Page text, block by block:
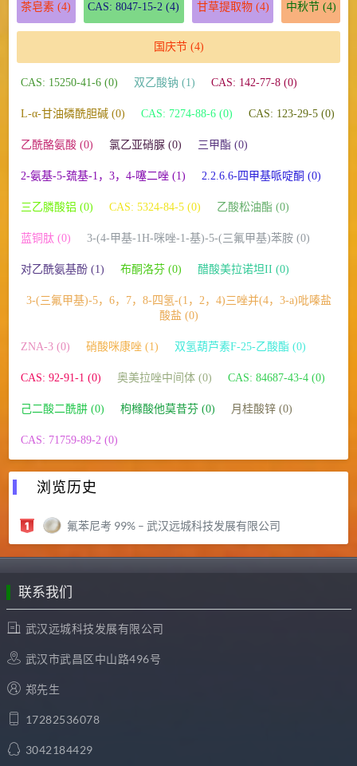
茶皂素 (4) CAS: 8047-15-2 (4) 甘草提取物(4) 中秋节(4)
国庆节(4)
CAS: 15250-41-6 (0) 双乙酸钠 (1) CAS: 142-77-8 (0)
L-α-甘油磷酰胆碱 (0) CAS: 7274-88-6 (0) CAS: 123-29-5 (0)
乙酰酪氨酸 (0) 氯乙亚硝脲 (0) 三甲酯 (0)
2-氨基-5-巯基-1，3，4-噻二唑 (1) 2.2.6.6-四甲基哌啶酮 (0)
三乙膦酸铝 (0) CAS: 5324-84-5 (0) 乙酸松油酯 (0)
蓝铜肽 (0) 3-(4-甲基-1H-咪唑-1-基)-5-(三氟甲基)苯胺 (0)
对乙酰氨基酚 (1) 布酮洛芬 (0) 醋酸美拉诺坦II (0)
3-(三氟甲基)-5，6，7，8-四氢-(1，2，4)三唑并(4，3-a)吡嗪盐
酸盐 (0)
ZNA-3 (0) 硝酸咪康唑 (1) 双氢葫芦素F-25-乙酸酯 (0)
CAS: 92-91-1 (0) 奥美拉唑中间体 (0) CAS: 84687-43-4 (0)
己二酸二酰肼 (0) 枸橼酸他莫昔芬 (0) 月桂酸锌 (0)
CAS: 71759-89-2 (0)
浏览历史
氟苯尼考 99% – 武汉远城科技发展有限公司
联系我们
武汉远城科技发展有限公司
武汉市武昌区中山路496号
郑先生
17282536078
3042184429